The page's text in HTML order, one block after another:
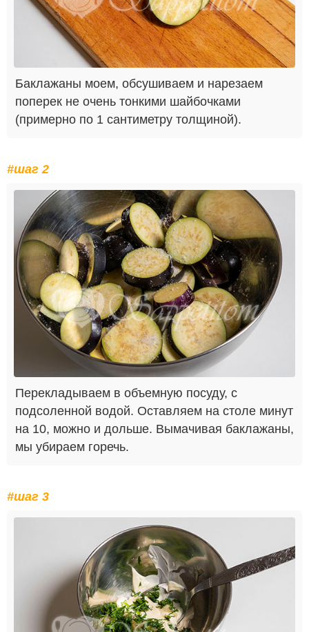
Баклажаны моем, обсушиваем и нарезаем
поперек не очень тонкими шайбочками
(примерно по 1 сантиметру толщиной).
#шаг 2
Перекладываем в объемную посуду, с
подсоленной водой. Оставляем на столе минут
на 10, можно и дольше. Вымачивая баклажаны,
мы убираем горечь.
#шаг 3